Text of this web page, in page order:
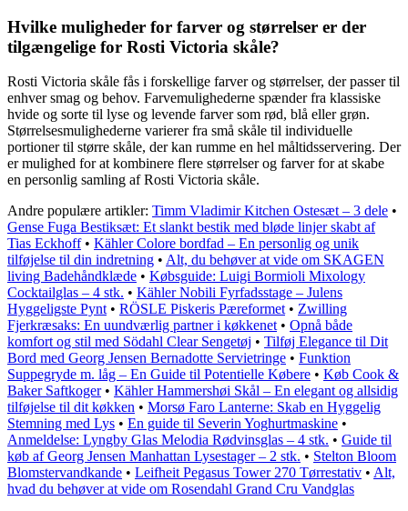
Hvilke muligheder for farver og størrelser er der
tilgængelige for Rosti Victoria skåle?
Rosti Victoria skåle fås i forskellige farver og størrelser, der passer til
enhver smag og behov. Farvemulighederne spænder fra klassiske
hvide og sorte til lyse og levende farver som rød, blå eller grøn.
Størrelsesmulighederne varierer fra små skåle til individuelle
portioner til større skåle, der kan rumme en hel måltidsservering. Der
er mulighed for at kombinere flere størrelser og farver for at skabe
en personlig samling af Rosti Victoria skåle.
Andre populære artikler: Timm Vladimir Kitchen Ostesæt – 3 dele •
Gense Fuga Bestiksæt: Et slankt bestik med bløde linjer skabt af
Tias Eckhoff• Kähler Colore bordfad – En personlig og unik
tilføjelse til din indretning • Alt, du behøver at vide om SKAGEN
living Badehåndklæde • Købsguide: Luigi Bormioli Mixology
Cocktailglas – 4 stk. • Kähler Nobili Fyrfadsstage – Julens
Hyggeligste Pynt • RÖSLE Piskeris Pæreformet • Zwilling
Fjerkræsaks: En uundværlig partner i køkkenet • Opnå både
komfort og stil med Södahl Clear Sengetøj • Tilføj Elegance til Dit
Bord med Georg Jensen Bernadotte Servietringe • Funktion
Suppegryde m. låg – En Guide til Potentielle Købere • Køb Cook &
Baker Saftkoger• Kähler Hammershøi Skål – En elegant og allsidig
tilføjelse til dit køkken • Morsø Faro Lanterne: Skab en Hyggelig
Stemning med Lys • En guide til Severin Yoghurtmaskine •
Anmeldelse: Lyngby Glas Melodia Rødvinsglas – 4 stk. • Guide til
køb af Georg Jensen Manhattan Lysestager – 2 stk. • Stelton Bloom
Blomstervandkande • Leifheit Pegasus Tower 270 Tørrestativ • Alt,
hvad du behøver at vide om Rosendahl Grand Cru Vandglas